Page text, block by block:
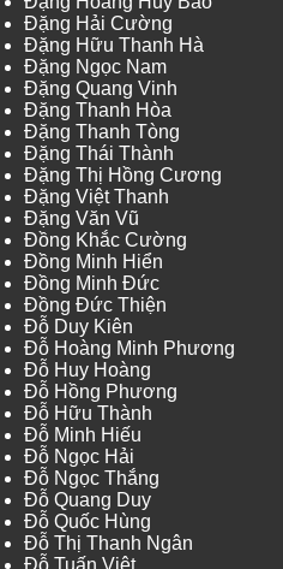
Đặng Hải Cường
Đặng Hữu Thanh Hà
Đặng Ngọc Nam
Đặng Quang Vinh
Đặng Thanh Hòa
Đặng Thanh Tòng
Đặng Thái Thành
Đặng Thị Hồng Cương
Đặng Việt Thanh
Đặng Văn Vũ
Đồng Khắc Cường
Đồng Minh Hiển
Đồng Minh Đức
Đồng Đức Thiện
Đỗ Duy Kiên
Đỗ Hoàng Minh Phương
Đỗ Huy Hoàng
Đỗ Hồng Phương
Đỗ Hữu Thành
Đỗ Minh Hiếu
Đỗ Ngọc Hải
Đỗ Ngọc Thắng
Đỗ Quang Duy
Đỗ Quốc Hùng
Đỗ Thị Thanh Ngân